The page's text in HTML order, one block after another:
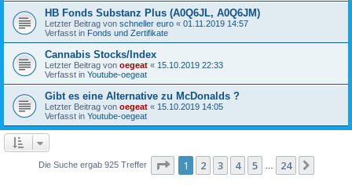
HB Fonds Substanz Plus (A0Q6JL, A0Q6JM)
Letzter Beitrag von schneller euro « 01.11.2019 14:57
Verfasst in Fonds und Zertifikate
Cannabis Stocks/Index
Letzter Beitrag von oegeat « 15.10.2019 22:33
Verfasst in Youtube-oegeat
Gibt es eine Alternative zu McDonalds ?
Letzter Beitrag von oegeat « 15.10.2019 14:05
Verfasst in Youtube-oegeat
Die Suche ergab 925 Treffer Seite 1von 24
1 2 3 4 5 24